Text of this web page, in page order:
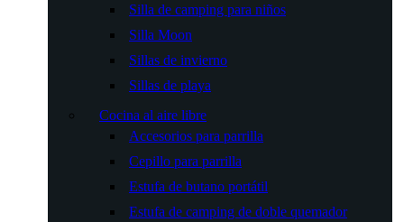
Silla de camping para niños
Silla Moon
Sillas de invierno
Sillas de playa
Cocina al aire libre
Accesorios para parrilla
Cepillo para parrilla
Estufa de butano portátil
Estufa de camping de doble quemador